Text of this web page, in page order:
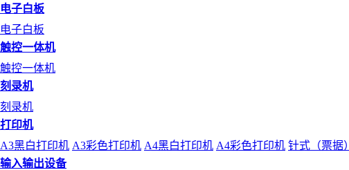
电子白板
电子白板
触控一体机
触控一体机
刻录机
刻录机
打印机
A3黑白打印机 A3彩色打印机 A4黑白打印机 A4彩色打印机 针式（票据
输入输出设备